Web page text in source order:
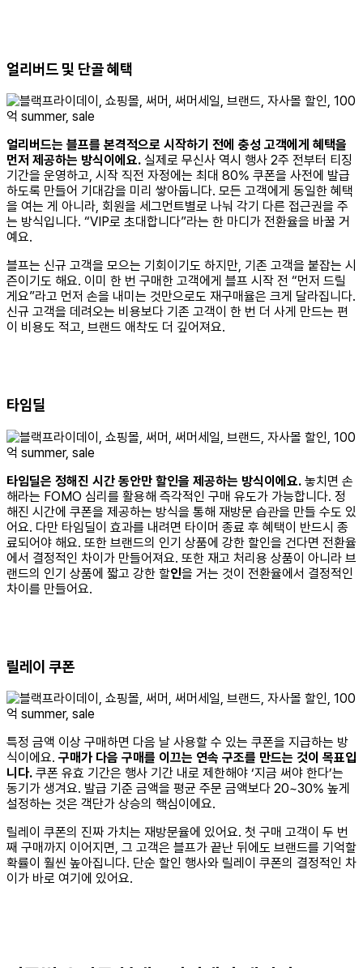
얼리버드 및 단골 혜택
얼리버드는 블프를 본격적으로 시작하기 전에 충성 고객에게 혜택을
먼저 제공하는 방식이에요. 실제로 무신사 역시 행사 2주 전부터 티징
기간을 운영하고, 시작 직전 자정에는 최대 80% 쿠폰을 사전에 발급
하도록 만들어 기대감을 미리 쌓아둡니다. 모든 고객에게 동일한 혜택
을 여는 게 아니라, 회원을 세그먼트별로 나눠 각기 다른 접근권을 주
는 방식입니다. “VIP로 초대합니다”라는 한 마디가 전환율을 바꿀 거
예요.
블프는 신규 고객을 모으는 기회이기도 하지만, 기존 고객을 붙잡는 시
즌이기도 해요. 이미 한 번 구매한 고객에게 블프 시작 전 “먼저 드릴
게요”라고 먼저 손을 내미는 것만으로도 재구매율은 크게 달라집니다.
신규 고객을 데려오는 비용보다 기존 고객이 한 번 더 사게 만드는 편
이 비용도 적고, 브랜드 애착도 더 깊어져요.
타임딜
타임딜은 정해진 시간 동안만 할인을 제공하는 방식이에요. 놓치면 손
해라는 FOMO 심리를 활용해 즉각적인 구매 유도가 가능합니다. 정
해진 시간에 쿠폰을 제공하는 방식을 통해 재방문 습관을 만들 수도 있
어요. 다만 타임딜이 효과를 내려면 타이머 종료 후 혜택이 반드시 종
료되어야 해요. 또한 브랜드의 인기 상품에 강한 할인을 건다면 전환율
에서 결정적인 차이가 만들어져요. 또한 재고 처리용 상품이 아니라 브
랜드의 인기 상품에 짧고 강한 할인을 거는 것이 전환율에서 결정적인
차이를 만들어요.
릴레이 쿠폰
특정 금액 이상 구매하면 다음 날 사용할 수 있는 쿠폰을 지급하는 방
식이에요. 구매가 다음 구매를 이끄는 연속 구조를 만드는 것이 목표입
니다. 쿠폰 유효 기간은 행사 기간 내로 제한해야 ‘지금 써야 한다’는
동기가 생겨요. 발급 기준 금액을 평균 주문 금액보다 20~30% 높게
설정하는 것은 객단가 상승의 핵심이에요.
릴레이 쿠폰의 진짜 가치는 재방문율에 있어요. 첫 구매 고객이 두 번
째 구매까지 이어지면, 그 고객은 블프가 끝난 뒤에도 브랜드를 기억할
확률이 훨씬 높아집니다. 단순 할인 행사와 릴레이 쿠폰의 결정적인 차
이가 바로 여기에 있어요.